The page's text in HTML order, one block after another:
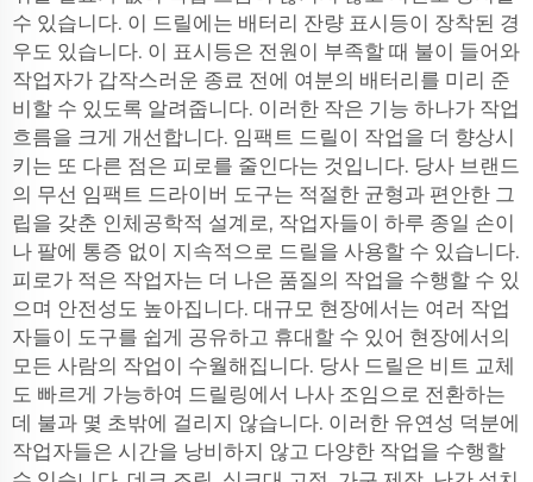
수 있습니다. 이 드릴에는 배터리 잔량 표시등이 장착된 경
우도 있습니다. 이 표시등은 전원이 부족할 때 불이 들어와
작업자가 갑작스러운 종료 전에 여분의 배터리를 미리 준
비할 수 있도록 알려줍니다. 이러한 작은 기능 하나가 작업
흐름을 크게 개선합니다. 임팩트 드릴이 작업을 더 향상시
키는 또 다른 점은 피로를 줄인다는 것입니다. 당사 브랜드
의 무선 임팩트 드라이버 도구는 적절한 균형과 편안한 그
립을 갖춘 인체공학적 설계로, 작업자들이 하루 종일 손이
나 팔에 통증 없이 지속적으로 드릴을 사용할 수 있습니다.
피로가 적은 작업자는 더 나은 품질의 작업을 수행할 수 있
으며 안전성도 높아집니다. 대규모 현장에서는 여러 작업
자들이 도구를 쉽게 공유하고 휴대할 수 있어 현장에서의
모든 사람의 작업이 수월해집니다. 당사 드릴은 비트 교체
도 빠르게 가능하여 드릴링에서 나사 조임으로 전환하는
데 불과 몇 초밖에 걸리지 않습니다. 이러한 유연성 덕분에
작업자들은 시간을 낭비하지 않고 다양한 작업을 수행할